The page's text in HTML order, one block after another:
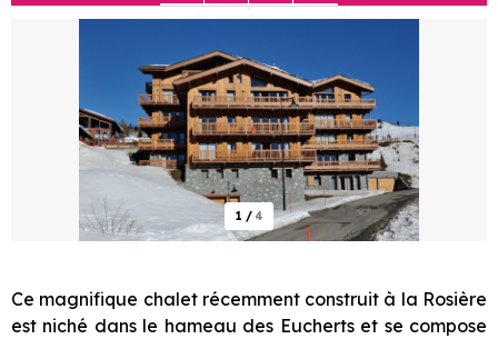
1 / 4
Ce magnifique chalet récemment construit à la Rosière
est niché dans le hameau des Eucherts et se compose